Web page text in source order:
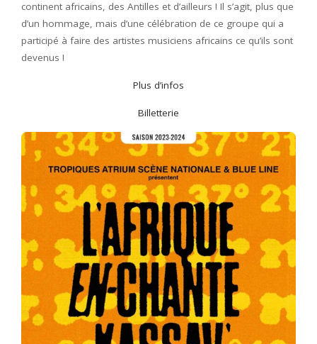
continent africains, des Antilles et d’ailleurs ! Il s’agit, plus que
d’un hommage, mais d’une célébration de ce groupe qui a
participé à faire des artistes musiciens africains ce qu’ils sont
devenus !
Plus d’infos
Billetterie